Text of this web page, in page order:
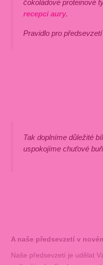
čokoládové proteinové
recepci aury.
Pravidlo pro předsevzetí
Tak doplníme důležité
uspokojíme chuťové
A naše předsevzetí v
Naše předsevzetí je udělat